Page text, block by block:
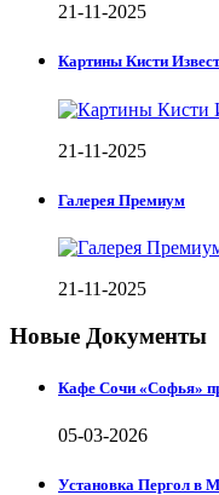
21-11-2025
Картины Кисти
21-11-2025
Галерея Премиум
21-11-2025
Новые Документы
Кафе Сочи «Софья»
05-03-2026
Установка Пергол в